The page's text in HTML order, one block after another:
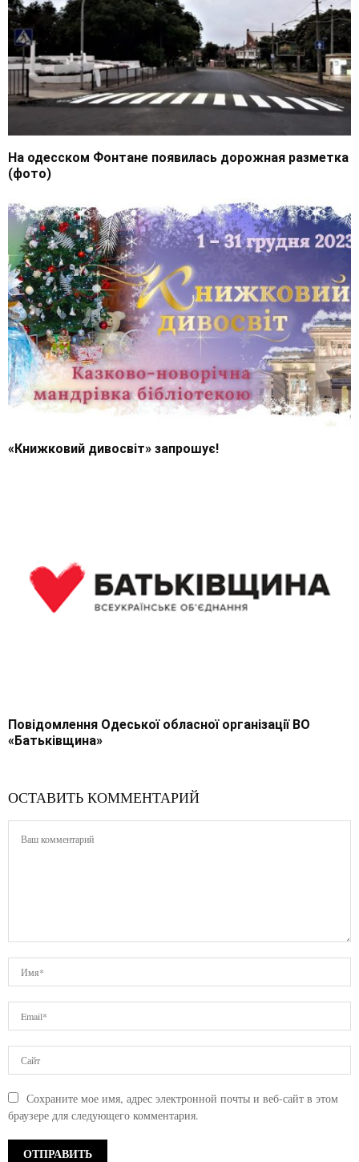
На одесском Фонтане появилась дорожная разметка
(фото)
«Книжковий дивосвіт» запрошує!
Повідомлення Одеської обласної організації ВО
«Батьківщина»
ОСТАВИТЬ КОММЕНТАРИЙ
Сохраните мое имя, адрес электронной почты и веб-сайт в этом
браузере для следующего комментария.